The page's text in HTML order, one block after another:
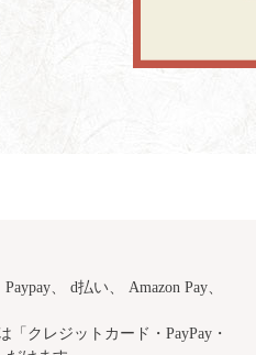
Paypay、 d払い、 Amazon Pay、
クレジットカード・PayPay・